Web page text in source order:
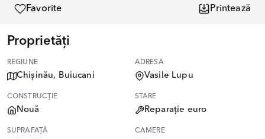
Favorite Printează
Proprietăți
REGIUNE
Chișinău, Buiucani
ADRESA
Vasile Lupu
CONSTRUCȚIE
Nouă
STARE
Reparație euro
SUPRAFAȚĂ CAMERE